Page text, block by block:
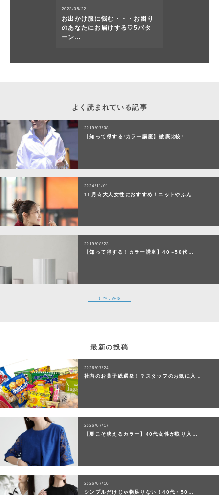
よく読まれている記事
2019/07/08
【知って得する!カラー講座】徹底比較! …
2024/11/01
11月☆大人女性におすすめ！ニットやふん…
2019/08/23
【知って得する！カラー講座】40～50代…
すべてみる
最新の投稿
2026/07/24
社内のお菓子総選挙！？スタッフのお気に入…
2026/07/17
【夏こそ映えるカラー】40代女性が取り入…
2026/07/10
シンプルだけじゃ物足りない！40代・50…
2023/05/22
お出かけ服に悩む・・・お困り
のあなたにお届けする♡5パタ
ーン…